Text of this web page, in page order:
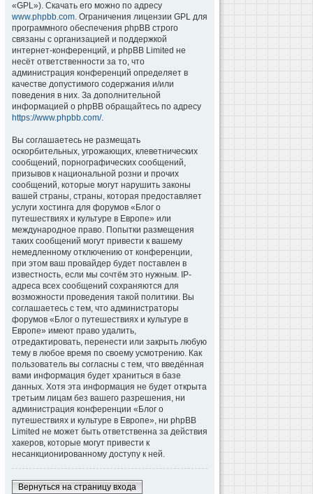
«GPL»). Скачать его можно по адресу
www.phpbb.com. Ограничения лицензии GPL для
программного обеспечения phpBB строго
связаны с организацией и поддержкой
интернет-конференций, и phpBB Limited не
несёт ответственности за то, что
администрация конференций определяет в
качестве допустимого содержания и/или
поведения в них. За дополнительной
информацией о phpBB обращайтесь по адресу
https://www.phpbb.com/.
Вы соглашаетесь не размещать
оскорбительных, угрожающих, клеветнических
сообщений, порнографических сообщений,
призывов к национальной розни и прочих
сообщений, которые могут нарушить законы
вашей страны, страны, которая предоставляет
услуги хостинга для форумов «Блог о
путешествиях и культуре в Европе» или
международное право. Попытки размещения
таких сообщений могут привести к вашему
немедленному отключению от конференции,
при этом ваш провайдер будет поставлен в
известность, если мы сочтём это нужным. IP-
адреса всех сообщений сохраняются для
возможности проведения такой политики. Вы
соглашаетесь с тем, что администраторы
форумов «Блог о путешествиях и культуре в
Европе» имеют право удалить,
отредактировать, перенести или закрыть любую
тему в любое время по своему усмотрению. Как
пользователь вы согласны с тем, что введённая
вами информация будет храниться в базе
данных. Хотя эта информация не будет открыта
третьим лицам без вашего разрешения, ни
администрация конференции «Блог о
путешествиях и культуре в Европе», ни phpBB
Limited не может быть ответственна за действия
хакеров, которые могут привести к
несанкционированному доступу к ней.
Вернуться на страницу входа